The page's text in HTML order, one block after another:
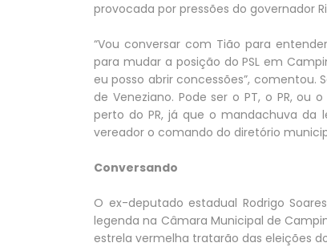
provocada por pressões do governador
“Vou conversar com Tião para
para mudar a posição do PSL em
eu posso abrir concessões”, comentou.
de Veneziano. Pode ser o PT, o PR, ou
perto do PR, já que o mandachuva da
vereador o comando do diretório
Conversando
O ex-deputado estadual Rodrigo
legenda na Câmara Municipal de
estrela vermelha tratarão das eleições